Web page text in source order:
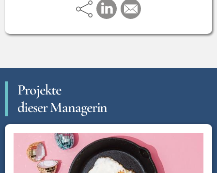
Projekte
dieser Managerin